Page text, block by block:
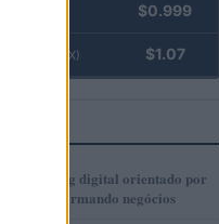
$0.999
(USDEX) $1.07
o marketing digital orientado por
transformando negócios